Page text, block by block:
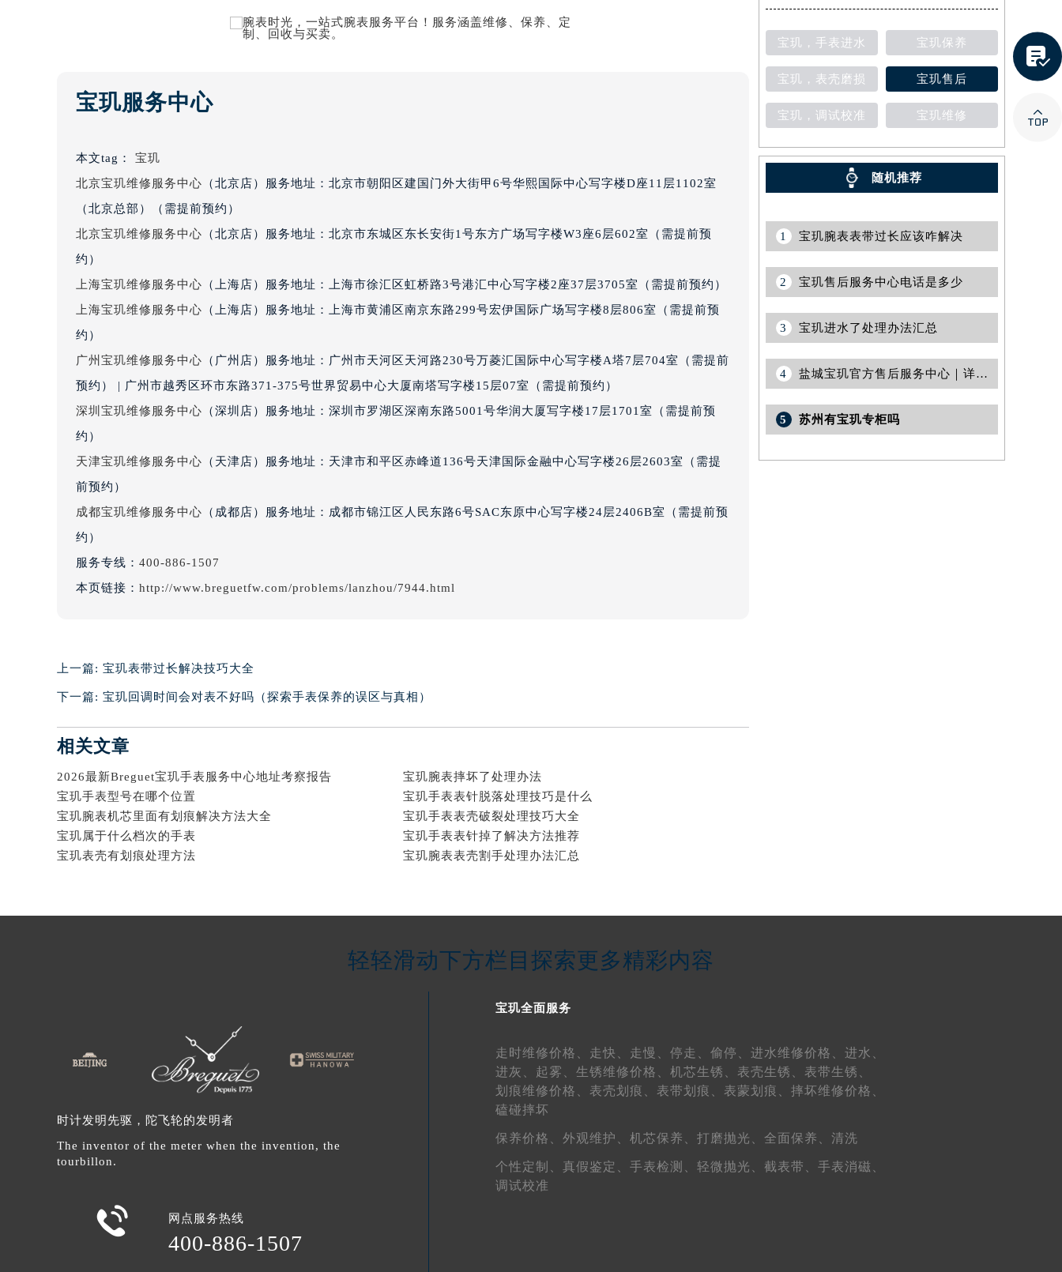
内蒙古自治区呼和浩特市玉泉区大学西街70号华润万象城写字楼（鄂尔多斯大厦）23层2326室（需提前预约）
黑龙江省大庆市萨尔图区会战大街宝玑售后服务中心（需提前预约）
黑龙江省鸡西市鸡冠区红军路宝玑售后服务中心（需提前预约）
黑龙江省佳木斯市向阳区长安路宝玑售后服务中心（需提前预约）
黑龙江省牡丹江市东安区太平路宝玑售后服务中心（需提前预约）
黑龙江省七台河市桃山区大同街宝玑售后服务中心（需提前预约）
黑龙江省伊春市伊美区通河路宝玑售后服务中心（需提前预约）
吉林省白山市浑江区浑江大街宝玑售后服务中心（需提前预约）
吉林省吉林市船营区河南街宝玑售后服务中心（需提前预约）
吉林省辽源市龙山区人民大街宝玑售后服务中心（需提前预约）
吉林省延边市延吉市解放路宝玑售后服务中心（需提前预约）
辽宁省本溪市平山区胜利路宝玑售后服务中心（需提前预约）
辽宁省朝阳市双塔区新华路宝玑售后服务中心（需提前预约）
辽宁省葫芦岛市连山区中央路宝玑售后服务中心（需提前预约）
辽宁省锦州市古塔区中央大街宝玑售后服务中心（需提前预约）
辽宁省营口市站前区市府路与渤海大街交叉口宝玑售后服务中心（需提前预约）
辽宁省沈阳市沈河区中街路137号亨得利名表维修授权店1楼宝玑售后服务中心（需提前预约）
北京市朝阳区建国门外大街甲6号华熙国际中心D座11层1102室宝玑售后服务中心（北京总部）（需提前预约）
内蒙古自治区阿拉善盟市左旗土尔扈特大街宝玑售后服务中心（需提前预约）
内蒙古自治区包头市青山区幸福路甲3号王府井百货名表维修宝玑售后服务中心（需提前预约）
内蒙古自治区鄂尔多斯市东胜区伊金霍洛街宝玑售后服务中心（需提前预约）
内蒙古自治区呼伦贝尔市海拉尔区中央街宝玑售后服务中心（需提前预约）
内蒙古自治区通辽市科尔沁区明仁大街宝玑售后服务中心（需提前预约）
内蒙古自治区乌海市海勃湾区人民南路宝玑售后服务中心（需提前预约）
内蒙古自治区乌兰察布市集宁区恩和大街宝玑售后服务中心（需提前预约）
内蒙古自治区锡林郭勒盟市锡林浩特市光明街与额尔敦路交叉口宝玑售后服务中心（需提前预约）
内蒙古自治区兴安盟市乌兰浩特市兴安大街宝玑售后服务中心（需提前预约）
山西省临汾市尧都区解放路宝玑售后服务中心（需提前预约）
山西省吕梁市离石区永宁中路与建设街交叉口宝玑售后服务中心（需提前预约）
宝玑服务中心
本文tag： 宝玑
北京宝玑维修服务中心 （北京店）服务地址：北京市朝阳区建国门外大街甲6号华熙国际中心写字楼D座11层1102室
（北京总部）（需提前预约）
北京宝玑维修服务中心 （北京店）服务地址：北京市东城区东长安街1号东方广场写字楼W3座6层602室（需提前预
约）
上海宝玑维修服务中心 （上海店）服务地址：上海市徐汇区虹桥路3号港汇中心写字楼2座37层3705室（需提前预约）
上海宝玑维修服务中心 （上海店）服务地址：上海市黄浦区南京东路299号宏伊国际广场写字楼8层806室（需提前预
约）
广州宝玑维修服务中心 （广州店）服务地址：广州市天河区天河路230号万菱汇国际中心写字楼A塔7层704室（需提前
预约） | 广州市越秀区环市东路371-375号世界贸易中心大厦南塔写字楼15层07室（需提前预约）
深圳宝玑维修服务中心 （深圳店）服务地址：深圳市罗湖区深南东路5001号华润大厦写字楼17层1701室（需提前预
约）
天津宝玑维修服务中心 （天津店）服务地址：天津市和平区赤峰道136号天津国际金融中心写字楼26层2603室（需提
前预约）
成都宝玑维修服务中心 （成都店）服务地址：成都市锦江区人民东路6号SAC东原中心写字楼24层2406B室（需提前预
约）
服务专线： 400-886-1507
本页链接： http://www.breguetfw.com/problems/lanzhou/7944.html
上一篇: 宝玑表带过长解决技巧大全
下一篇: 宝玑回调时间会对表不好吗（探索手表保养的误区与真相）
相关文章
2026最新Breguet宝玑手表服务中心地址考察报告
宝玑腕表摔坏了处理办法
宝玑手表型号在哪个位置
宝玑手表表针脱落处理技巧是什么
宝玑腕表机芯里面有划痕解决方法大全
宝玑手表表壳破裂处理技巧大全
宝玑属于什么档次的手表
宝玑手表表针掉了解决方法推荐
宝玑表壳有划痕处理方法
宝玑腕表表壳割手处理办法汇总
宝玑，手表进水 宝玑保养
宝玑，表壳磨损 宝玑售后
宝玑，调试校准 宝玑维修
随机推荐
1 宝玑腕表表带过长应该咋解决
2 宝玑售后服务中心电话是多少
3 宝玑进水了处理办法汇总
4 盐城宝玑官方售后服务中心｜详细地址及24小时售后热线权威信息公告（2026年8月最新）
5 苏州有宝玑专柜吗
轻轻滑动下方栏目探索更多精彩内容
时计发明先驱，陀飞轮的发明者
The inventor of the meter when the invention, the
tourbillon.
 网点服务热线
400-886-1507
宝玑全面服务
走时维修价格、 走快、 走慢、 停走、 偷停、 进水维修价格、 进水、
进灰、 起雾、 生锈维修价格、 机芯生锈、 表壳生锈、 表带生锈、
划痕维修价格、 表壳划痕、 表带划痕、 表蒙划痕、 摔坏维修价格、
磕碰摔坏
保养价格、 外观维护、 机芯保养、 打磨抛光、 全面保养、 清洗
个性定制、 真假鉴定、 手表检测、 轻微抛光、 截表带、 手表消磁、
调试校准

